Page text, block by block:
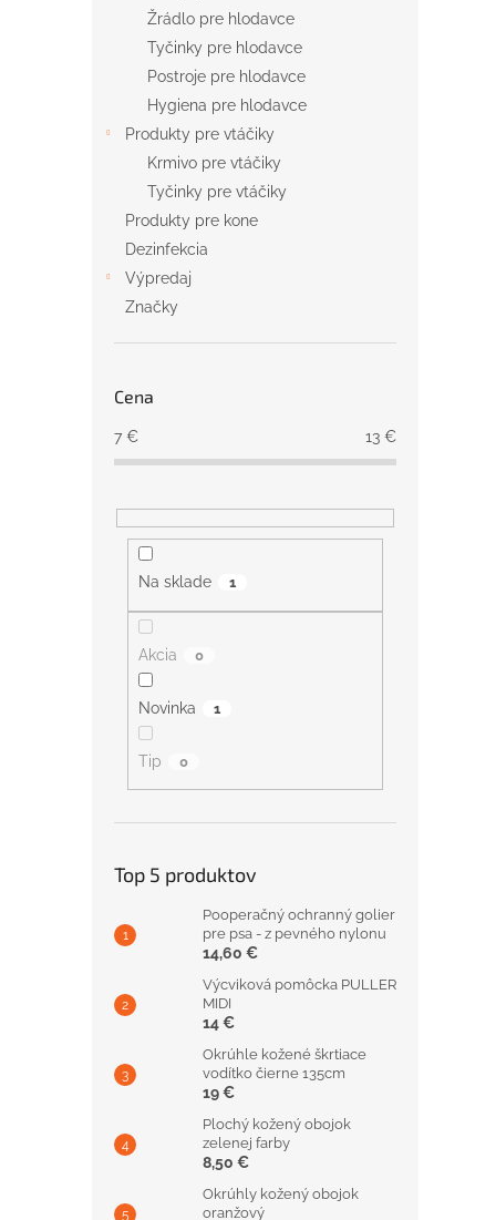
Žrádlo pre hlodavce
Tyčinky pre hlodavce
Postroje pre hlodavce
Hygiena pre hlodavce
Produkty pre vtáčiky
Krmivo pre vtáčiky
Tyčinky pre vtáčiky
Produkty pre kone
Dezinfekcia
Výpredaj
Značky
Cena
7 € 13 €
Na sklade 1
Akcia 0
Novinka 1
Tip 0
Top 5 produktov
Pooperačný ochranný golier
pre psa - z pevného nylonu
14,60 €
Výcviková pomôcka PULLER
MIDI
14 €
Okrúhle kožené škrtiace
vodítko čierne 135cm
19 €
Plochý kožený obojok
zelenej farby
8,50 €
Okrúhly kožený obojok
oranžový